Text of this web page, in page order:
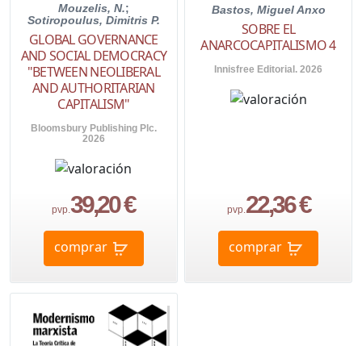
Mouzelis, N.;
Sotiropoulus, Dimitris P.
GLOBAL GOVERNANCE
AND SOCIAL DEMOCRACY
"BETWEEN NEOLIBERAL
AND AUTHORITARIAN
CAPITALISM"
Bloomsbury Publishing Plc.
2026
pvp.39,20 €
comprar
Bastos, Miguel Anxo
SOBRE EL
ANARCOCAPITALISMO 4
Innisfree Editorial. 2026
pvp. 22,36 €
comprar